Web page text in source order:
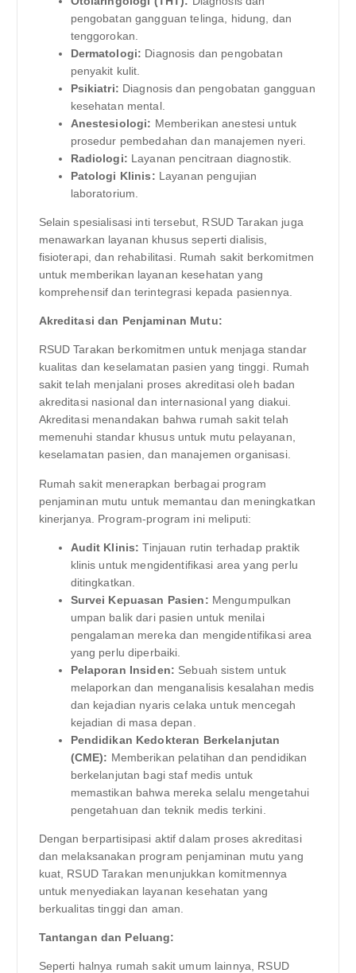
pengobatan gangguan telinga, hidung, dan
tenggorokan.
Dermatologi: Diagnosis dan pengobatan
penyakit kulit.
Psikiatri: Diagnosis dan pengobatan gangguan
kesehatan mental.
Anestesiologi: Memberikan anestesi untuk
prosedur pembedahan dan manajemen nyeri.
Radiologi: Layanan pencitraan diagnostik.
Patologi Klinis: Layanan pengujian
laboratorium.
Selain spesialisasi inti tersebut, RSUD Tarakan juga
menawarkan layanan khusus seperti dialisis,
fisioterapi, dan rehabilitasi. Rumah sakit berkomitmen
untuk memberikan layanan kesehatan yang
komprehensif dan terintegrasi kepada pasiennya.
Akreditasi dan Penjaminan Mutu:
RSUD Tarakan berkomitmen untuk menjaga standar
kualitas dan keselamatan pasien yang tinggi. Rumah
sakit telah menjalani proses akreditasi oleh badan
akreditasi nasional dan internasional yang diakui.
Akreditasi menandakan bahwa rumah sakit telah
memenuhi standar khusus untuk mutu pelayanan,
keselamatan pasien, dan manajemen organisasi.
Rumah sakit menerapkan berbagai program
penjaminan mutu untuk memantau dan meningkatkan
kinerjanya. Program-program ini meliputi:
Audit Klinis: Tinjauan rutin terhadap praktik
klinis untuk mengidentifikasi area yang perlu
ditingkatkan.
Survei Kepuasan Pasien: Mengumpulkan
umpan balik dari pasien untuk menilai
pengalaman mereka dan mengidentifikasi area
yang perlu diperbaiki.
Pelaporan Insiden: Sebuah sistem untuk
melaporkan dan menganalisis kesalahan medis
dan kejadian nyaris celaka untuk mencegah
kejadian di masa depan.
Pendidikan Kedokteran Berkelanjutan
(CME): Memberikan pelatihan dan pendidikan
berkelanjutan bagi staf medis untuk
memastikan bahwa mereka selalu mengetahui
pengetahuan dan teknik medis terkini.
Dengan berpartisipasi aktif dalam proses akreditasi
dan melaksanakan program penjaminan mutu yang
kuat, RSUD Tarakan menunjukkan komitmennya
untuk menyediakan layanan kesehatan yang
berkualitas tinggi dan aman.
Tantangan dan Peluang:
Seperti halnya rumah sakit umum lainnya, RSUD